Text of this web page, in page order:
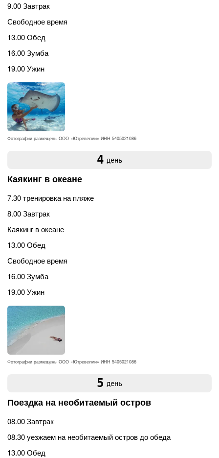
9.00 Завтрак
Свободное время
13.00 Обед
16.00 Зумба
19.00 Ужин
Фотографии размещены ООО «Ютревелми» ИНН 5405021086
4 день
Каякинг в океане
7.30 тренировка на пляже
8.00 Завтрак
Каякинг в океане
13.00 Обед
Свободное время
16.00 Зумба
19.00 Ужин
Фотографии размещены ООО «Ютревелми» ИНН 5405021086
5 день
Поездка на необитаемый остров
08.00 Завтрак
08.30 уезжаем на необитаемый остров до обеда
13.00 Обед